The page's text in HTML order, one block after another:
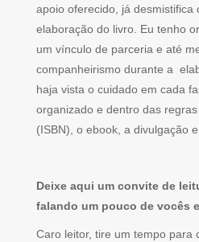
apoio oferecido, já desmistifica
elaboração do livro. Eu tenho
um vínculo de parceria e até
companheirismo durante a
haja vista o cuidado em cada
organizado e dentro das
(ISBN), o ebook, a divulgação
Deixe aqui um convite de
falando um pouco de vocês
Caro leitor, tire um tempo para